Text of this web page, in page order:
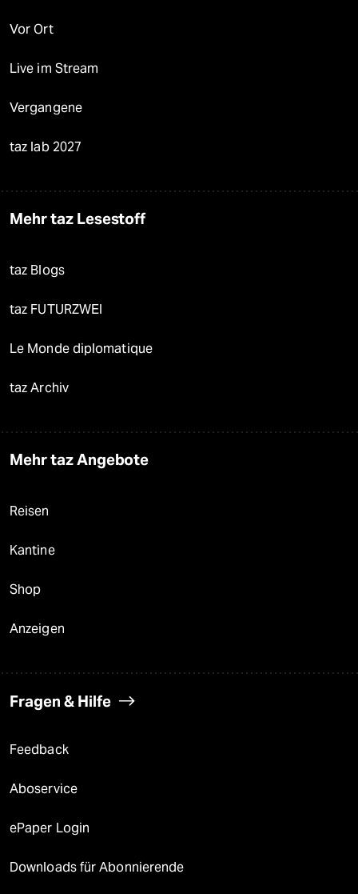
Vor Ort
Live im Stream
Vergangene
taz lab 2027
Mehr taz Lesestoff
taz Blogs
taz FUTURZWEI
Le Monde diplomatique
taz Archiv
Mehr taz Angebote
Reisen
Kantine
Shop
Anzeigen
Fragen & Hilfe
Feedback
Aboservice
ePaper Login
Downloads für Abonnierende